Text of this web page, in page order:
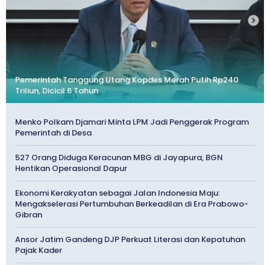
Pemerintah Tanggung Utang Kopdes Merah Putih Rp240
Triliun, Dicicil 6 Tahun
Menko Polkam Djamari Minta LPM Jadi Penggerak Program
Pemerintah di Desa
527 Orang Diduga Keracunan MBG di Jayapura, BGN
Hentikan Operasional Dapur
Ekonomi Kerakyatan sebagai Jalan Indonesia Maju:
Mengakselerasi Pertumbuhan Berkeadilan di Era Prabowo-
Gibran
Ansor Jatim Gandeng DJP Perkuat Literasi dan Kepatuhan
Pajak Kader